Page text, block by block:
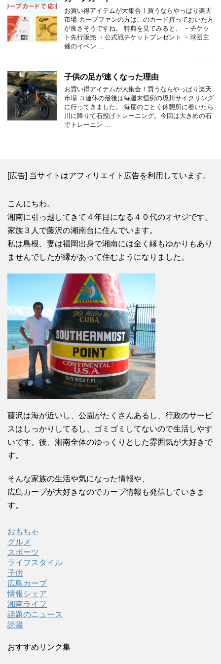
お買い得アイテムが大集合！買うならやっぱり楽天
市場 カープファンの方はこのカード持っておいた方
が良さそうですね。 特典を見てみると、 ・チケッ
ト先行販売 ・公式戦チケットプレゼント ・球団主
催のイベン …
子供の足が速くなった理由
お買い得アイテムが大集合！買うならやっぱり楽天
市場 ３連休の最後は毎週末恒例の境川サイクリング
に行ってきました。 毎度のごとく休憩所に着いたら
川に降りて石投げトレーニング。今回は大きめの石
でトレーニン …
[広告] 当サイトはアフィリエイト広告を利用しています。
こんにちわ。
湘南に引っ越してきて４年目になる４０代のオヤジです。
家族３人で藤沢の湘南台に住んでいます。
私は島根、妻は福岡出身で湘南には全く縁もゆかりもあり
ませんでしたが縁があって住むようになりました。
藤沢は海が近いし、公園がたくさんあるし、行政のサービ
スはしっかりしてるし、ゴミゴミしてないので生活しやす
いです。後、湘南全体のゆっくりとした雰囲気が大好きで
す。
そんな家族の生活や気になった情報や、
広島カープが大好きなのでカープ情報も発信していきま
す。
おもちゃ
グルメ
スポーツ
ライフスタイル
子供
広島カープ
情報シェア
湘南ライフ
話題のニュース
読書
おすすめリンク集